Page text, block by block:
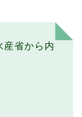
省から内